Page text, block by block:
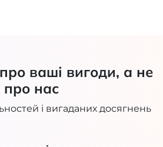
ваші вигоди, а не
про нас
і вигаданих досягнень